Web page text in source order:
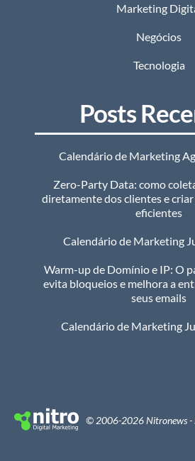
Marketing
Negócios
Tecnologia
Posts
Calendário de Marketing
Zero-Party Data: como
diretamente dos clientes e
eficientes
Calendário de Marketing
Warm-up de Domínio e IP: O
evita bloqueios e melhora a
seus emails
Calendário de Marketing
© 2006-2026 Nitronews -